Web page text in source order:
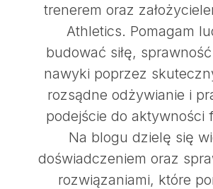
trenerem oraz
Athletics. Pomagam
budować siłę,
nawyki poprzez
rozsądne odżywianie i
podejście do aktywności
Na blogu dzielę się
doświadczeniem oraz
rozwiązaniami, które